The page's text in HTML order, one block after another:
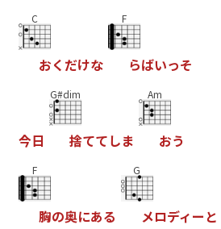
C
おく だけな
F
らばいっそ
今日
G#dim
捨ててしま
Am
おう
F
胸の奥にある
G
メロディー と